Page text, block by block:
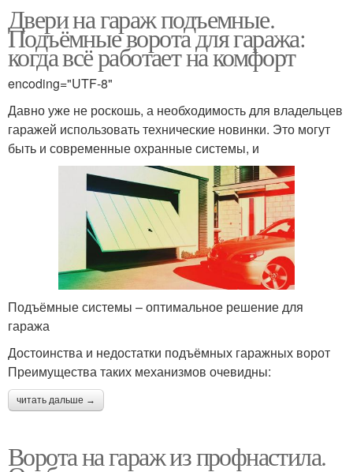
Двери на гараж подъемные.
Подъёмные ворота для гаража:
когда всё работает на комфорт
encoding="UTF-8"
Давно уже не роскошь, а необходимость для владельцев
гаражей использовать технические новинки. Это могут
быть и современные охранные системы, и
Подъёмные системы – оптимальное решение для
гаража
Достоинства и недостатки подъёмных гаражных ворот
Преимущества таких механизмов очевидны:
читать дальше →
Ворота на гараж из профнастила.